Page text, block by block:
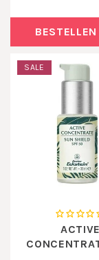
BESTELLEN
SALE
ACTIVE